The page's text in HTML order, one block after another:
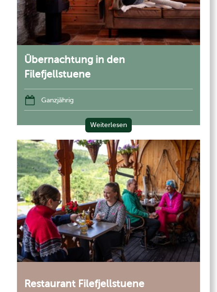
Übernachtung in den
Filefjellstuene
Ganzjährig
Weiterlesen
Restaurant Filefjellstuene